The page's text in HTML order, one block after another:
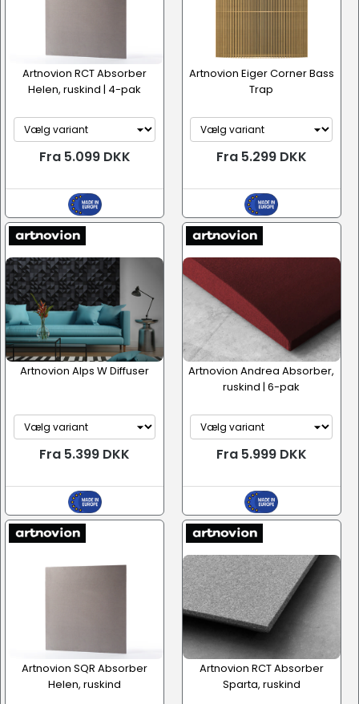
Artnovion RCT Absorber
Helen, ruskind | 4-pak
Fra 5.099 DKK
Artnovion Eiger Corner Bass
Trap
Fra 5.299 DKK
Artnovion Alps W Diffuser
Fra 5.399 DKK
Artnovion Andrea Absorber,
ruskind | 6-pak
Fra 5.999 DKK
Artnovion SQR Absorber
Helen, ruskind
Artnovion RCT Absorber
Sparta, ruskind